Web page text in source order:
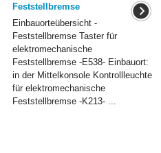
Feststellbremse
Einbauorteübersicht -
Feststellbremse Taster für
elektromechanische
Feststellbremse -E538- Einbauort:
in der Mittelkonsole Kontrollleuchte
für elektromechanische
Feststellbremse -K213- ...